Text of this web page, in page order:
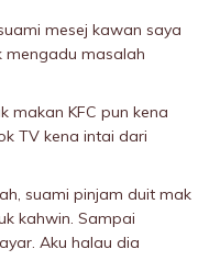
mesej kawan saya
mengadu masalah
makan KFC pun kena
TV kena intai dari
suami pinjam duit mak
kahwin. Sampai
Aku halau dia